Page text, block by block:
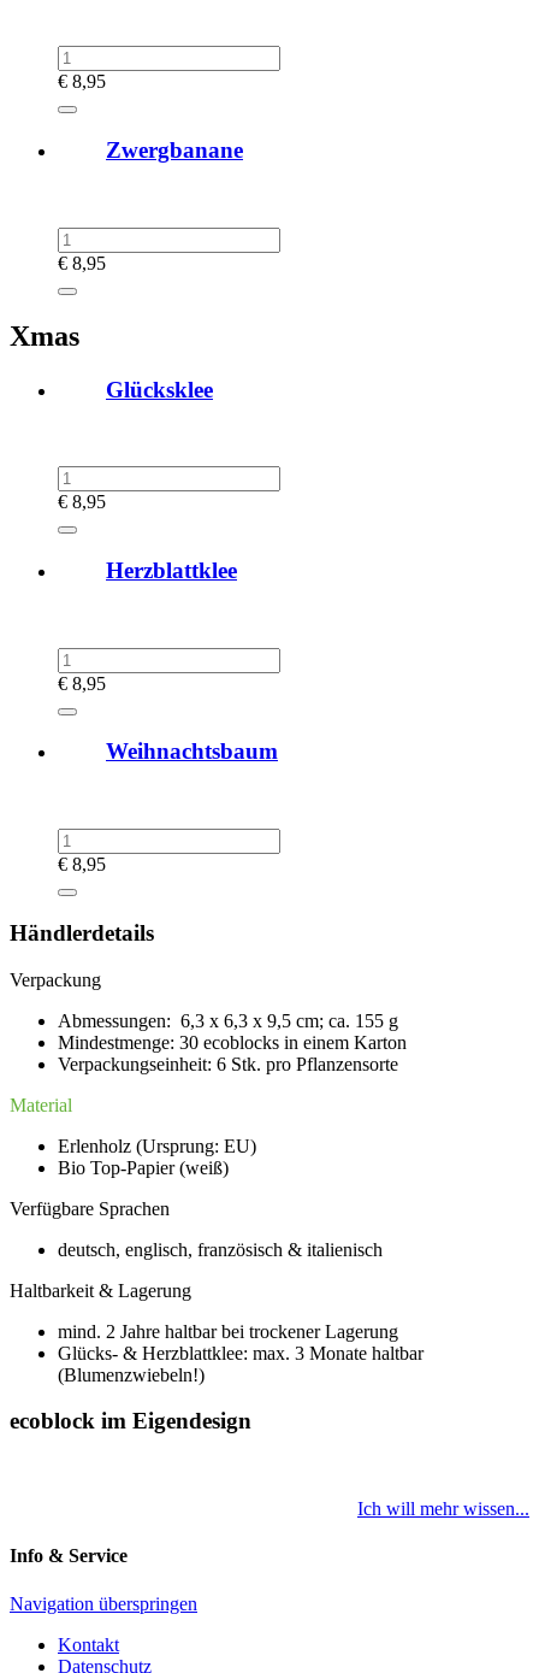
€ 8,95
Zwergbanane
€ 8,95
Xmas
Glücksklee
€ 8,95
Herzblattklee
€ 8,95
Weihnachtsbaum
€ 8,95
Händlerdetails
Verpackung
Abmessungen: 6,3 x 6,3 x 9,5 cm; ca. 155 g
Mindestmenge: 30 ecoblocks in einem Karton
Verpackungseinheit: 6 Stk. pro Pflanzensorte
Material
Erlenholz (Ursprung: EU)
Bio Top-Papier (weiß)
Verfügbare Sprachen
deutsch, englisch, französisch & italienisch
Haltbarkeit & Lagerung
mind. 2 Jahre haltbar bei trockener Lagerung
Glücks- & Herzblattklee: max. 3 Monate haltbar
(Blumenzwiebeln!)
ecoblock im Eigendesign
Ich will mehr wissen...
Info & Service
Navigation überspringen
Kontakt
Datenschutz